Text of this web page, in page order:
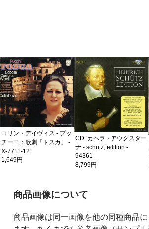
コリン・デイヴィス - プッ
チーニ：歌劇「トスカ」 -
X-7711-12
1,649円
CD: カペラ・アウグスター
ナ - schutz; edition -
94361
8,799円
ご購入前の注意事項
商品画像について
商品画像は同一画像を他の同種商品に